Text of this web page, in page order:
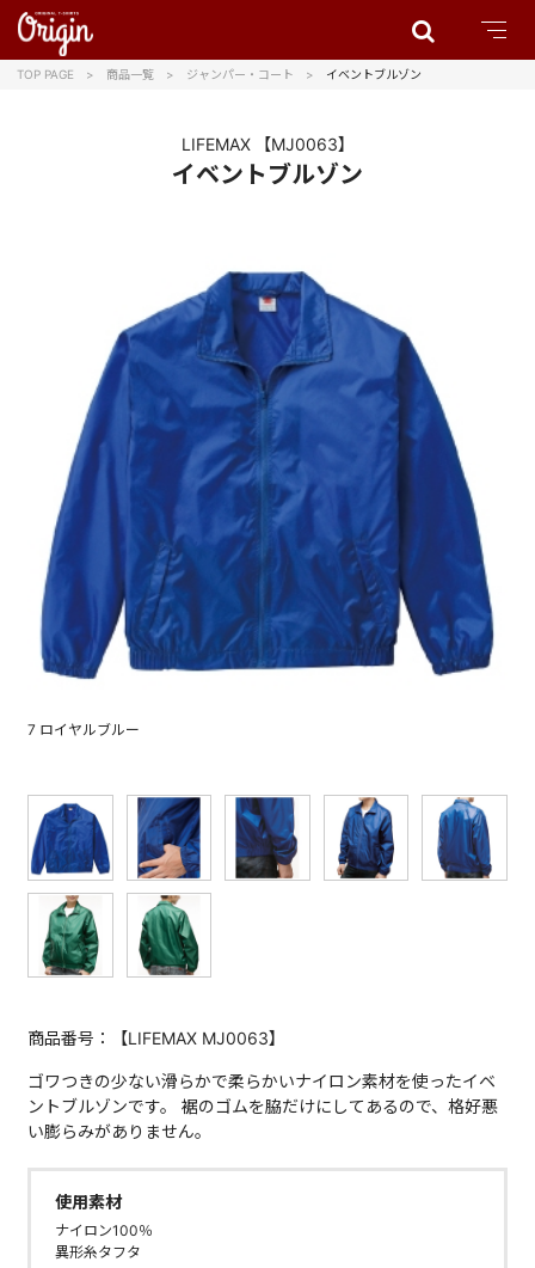
TOP PAGE 商品一覧 ジャンパー・コート イベントブルゾン
LIFEMAX 【MJ0063】
イベントブルゾン
7 ロイヤルブルー
商品番号：【LIFEMAX MJ0063】
ゴワつきの少ない滑らかで柔らかいナイロン素材を使ったイベ
ントブルゾンです。 裾のゴムを脇だけにしてあるので、格好悪
い膨らみがありません。
使用素材
ナイロン100％
異形糸タフタ